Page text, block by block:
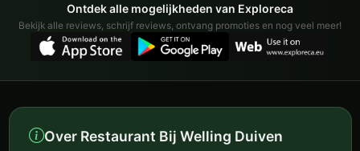
Ontdek alle mogelijkheden van Exploreca
Bekijk alle reviews, schrijf reviews, ontvang promoties en nog veel meer!
Over Restaurant Bij Welling Duiven